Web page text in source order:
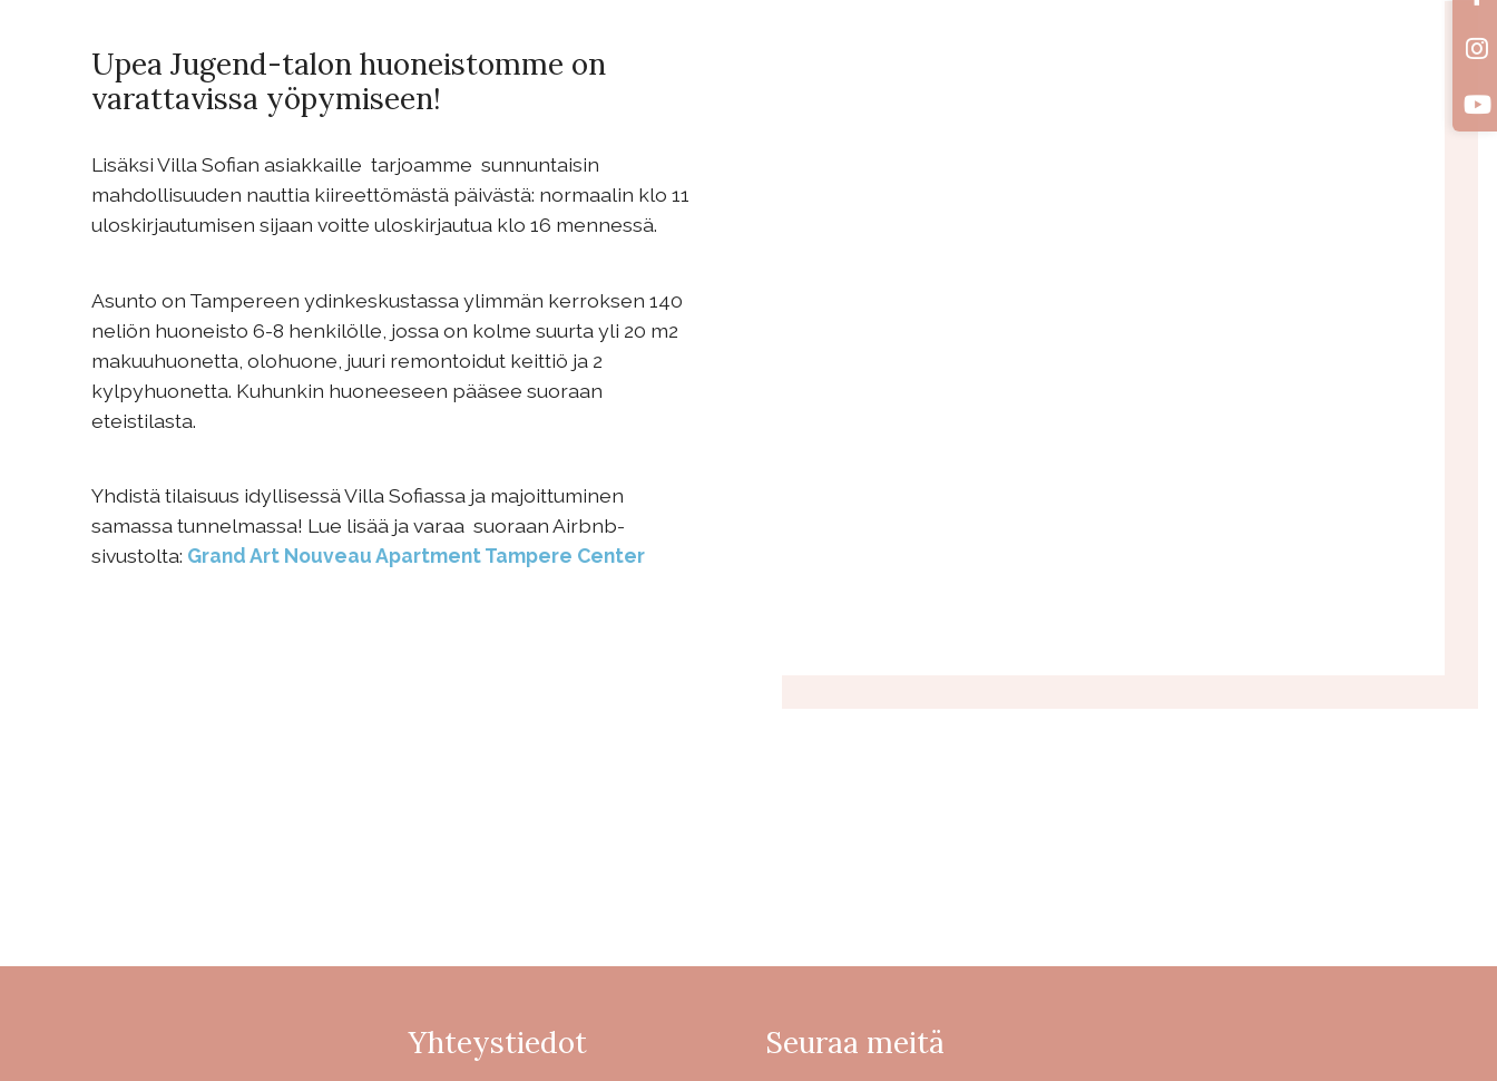
Upea Jugend-talon huoneistomme on
varattavissa yöpymiseen!
Lisäksi Villa Sofian asiakkaille tarjoamme sunnuntaisin
mahdollisuuden nauttia kiireettömästä päivästä: normaalin klo 11
uloskirjautumisen sijaan voitte uloskirjautua klo 16 mennessä.
Asunto on Tampereen ydinkeskustassa ylimmän kerroksen 140
neliön huoneisto 6-8 henkilölle, jossa on kolme suurta yli 20 m2
makuuhuonetta, olohuone, juuri remontoidut keittiö ja 2
kylpyhuonetta. Kuhunkin huoneeseen pääsee suoraan
eteistilasta.
Yhdistä tilaisuus idyllisessä Villa Sofiassa ja majoittuminen
samassa tunnelmassa! Lue lisää ja varaa suoraan Airbnb-
sivustolta: Grand Art Nouveau Apartment Tampere Center
Yhteystiedot Seuraa meitä